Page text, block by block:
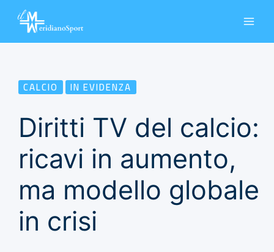
CALCIO IN EVIDENZA
Diritti TV del calcio:
ricavi in aumento,
ma modello globale
in crisi